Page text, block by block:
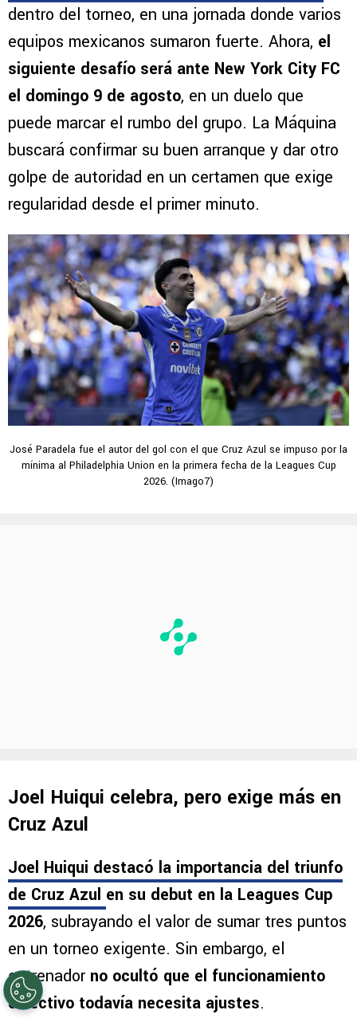
dentro del torneo, en una jornada donde varios
equipos mexicanos sumaron fuerte. Ahora, el
siguiente desafío será ante New York City FC
el domingo 9 de agosto, en un duelo que
puede marcar el rumbo del grupo. La Máquina
buscará confirmar su buen arranque y dar otro
golpe de autoridad en un certamen que exige
regularidad desde el primer minuto.
José Paradela fue el autor del gol con el que Cruz Azul se impuso por la
mínima al Philadelphia Union en la primera fecha de la Leagues Cup
2026. (Imago7)
Joel Huiqui celebra, pero exige más en
Cruz Azul
Joel Huiqui destacó la importancia del triunfo
de Cruz Azul en su debut en la Leagues Cup
2026, subrayando el valor de sumar tres puntos
en un torneo exigente. Sin embargo, el
entrenador no ocultó que el funcionamiento
colectivo todavía necesita ajustes.